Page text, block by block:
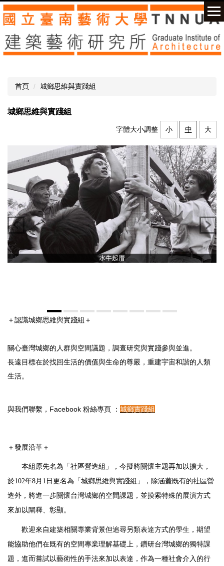
跳
到
主
要
內
首頁 城鄉思維與實踐組
城鄉思維與實踐組
字體大小調整 小 中 大
水牛起厝
＋認識城鄉思維與實踐組＋
關心臺灣城鄉的人群與空間議題，調查研究與實踐參與並進。
長遠目標在於找回生活的價值與生命的尊嚴，重建宇宙和諧的人類
生活。
與我們聯繫，Facebook 粉絲專頁 ： 城鄉實踐組
＋發展沿革＋
本組原先名為「社區營造組」，今擬將關懷主題再加以擴大，
於102年8月1日更名為「城鄉思維與實踐組」，除涵蓋既有的社區營
造外，將進一步關懷台灣城鄉的空間課題，並摸索特殊的展演方式
來加以闡釋、彰顯。
歡迎來自建築相關專業背景但追尋另類表達方式的學生，期望
能協助他們在既有的空間專業理解基礎上，鑽研台灣城鄉的獨特課
題，進而嘗試以藝術性的手法來加以表達，作為一種社會介入的行